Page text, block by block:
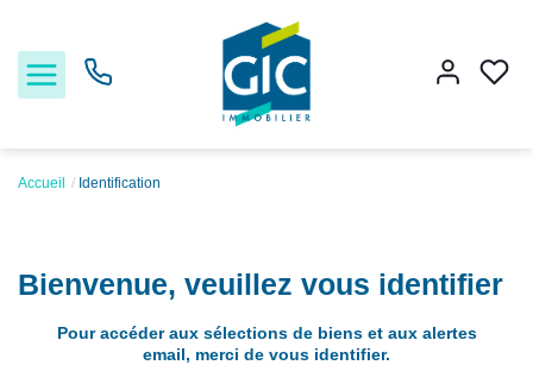
Accueil Identification
Bienvenue, veuillez vous identifier
Pour accéder aux sélections de biens et aux alertes
email, merci de vous identifier.